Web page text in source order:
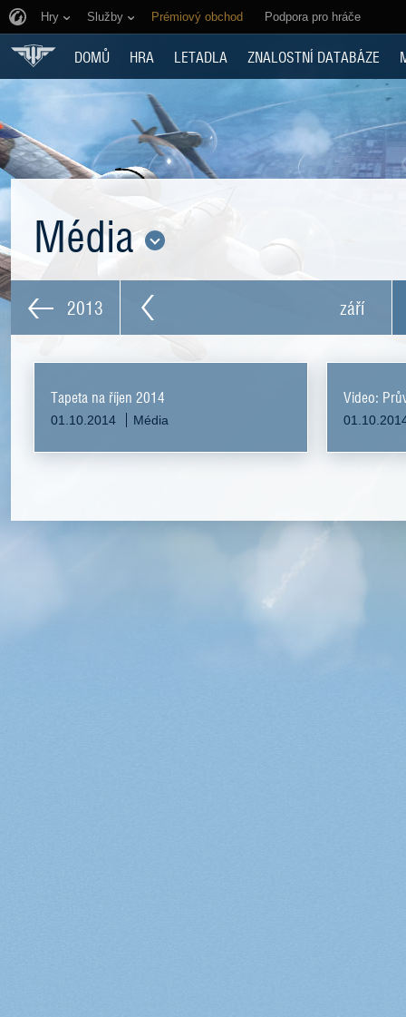
Hry Služby Prémiový obchod Podpora pro hráče
DOMŮ HRA LETADLA ZNALOSTNÍ DATABÁZE
Média
2013 září
Tapeta na říjen 2014
01.10.2014 Média
Video: